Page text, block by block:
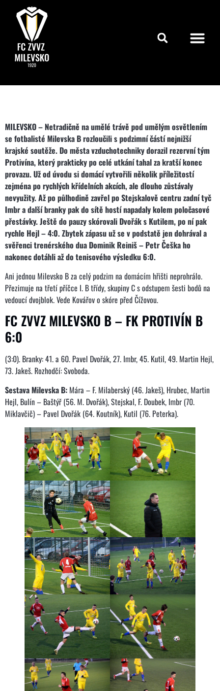
MILEVSKO – Netradičně na umělé trávě pod umělým osvětlením
se fotbalisté Milevska B rozloučili s podzimní částí nejnižší
krajské soutěže. Do města vzduchotechniky dorazil rezervní tým
Protivína, který prakticky po celé utkání tahal za kratší konec
provazu. Už od úvodu si domácí vytvořili několik příležitostí
zejména po rychlých křídelních akcích, ale dlouho zůstávaly
nevyužity. Až po půlhodině zavřel po Stejskalově centru zadní tyč
Imbr a další branky pak do sítě hostí napadaly kolem poločasové
přestávky. Ještě do pauzy skórovali Dvořák s Kutilem, po ní pak
rychle Hejl – 4:0. Zbytek zápasu už se v podstatě jen dohrával a
svěřenci trenérského dua Dominik Reiniš – Petr Češka ho
nakonec dotáhli až do tenisového výsledku 6:0.
Ani jednou Milevsko B za celý podzim na domácím hřišti neprohrálo.
Přezimuje na třetí příčce I. B třídy, skupiny C s odstupem šesti bodů na
vedoucí dvojblok. Vede Kovářov o skóre před Čížovou.
FC ZVVZ MILEVSKO B – FK PROTIVÍN B
6:0
(3:0). Branky: 41. a 60. Pavel Dvořák, 27. Imbr, 45. Kutil, 49. Martin Hejl,
73. Jakeš. Rozhodčí: Svoboda.
Sestava Milevska B: Mára – F. Milaberský (46. Jakeš), Hrubec, Martin
Hejl, Bulín – Baštýř (56. M. Dvořák), Stejskal, F. Doubek, Imbr (70.
Miklavčič) – Pavel Dvořák (64. Koutník), Kutil (76. Peterka).